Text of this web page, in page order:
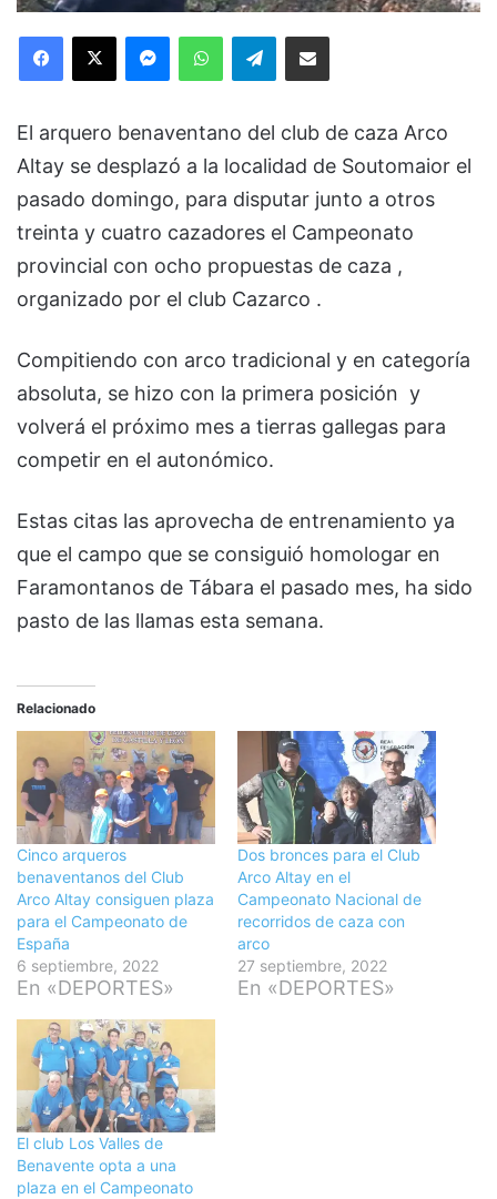
Facebook
X MessengerWhatsAppTelegramCompartir via Email
El arquero benaventano del club de caza Arco
Altay se desplazó a la localidad de Soutomaior el
pasado domingo, para disputar junto a otros
treinta y cuatro cazadores el Campeonato
provincial con ocho propuestas de caza ,
organizado por el club Cazarco .
Compitiendo con arco tradicional y en categoría
absoluta, se hizo con la primera posición y
volverá el próximo mes a tierras gallegas para
competir en el autonómico.
Estas citas las aprovecha de entrenamiento ya
que el campo que se consiguió homologar en
Faramontanos de Tábara el pasado mes, ha sido
pasto de las llamas esta semana.
Relacionado
Cinco arqueros
benaventanos del Club
Arco Altay consiguen plaza
para el Campeonato de
España
6 septiembre, 2022
En «DEPORTES»
Dos bronces para el Club
Arco Altay en el
Campeonato Nacional de
recorridos de caza con
arco
27 septiembre, 2022
En «DEPORTES»
El club Los Valles de
Benavente opta a una
plaza en el Campeonato